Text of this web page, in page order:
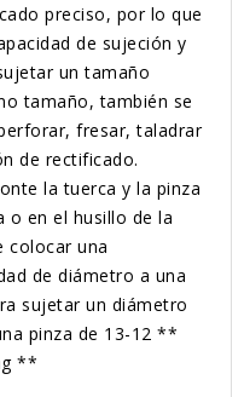
preciso, por lo que
de sujeción y
un tamaño
tamaño, también se
fresar, taladrar
de rectificado.
la tuerca y la pinza
o en el husillo de la
colocar una
de diámetro a una
sujetar un diámetro
pinza de 13-12 **
**